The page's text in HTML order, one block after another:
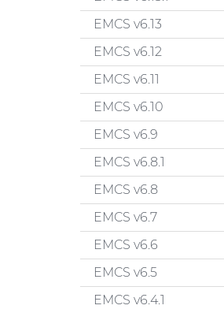
EMCS v6.13
EMCS v6.12
EMCS v6.11
EMCS v6.10
EMCS v6.9
EMCS v6.8.1
EMCS v6.8
EMCS v6.7
EMCS v6.6
EMCS v6.5
EMCS v6.4.1